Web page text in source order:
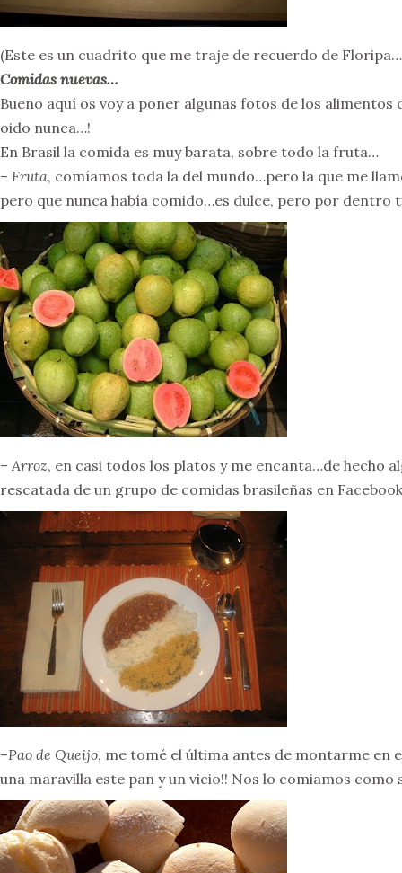
(Este es un cuadrito que me traje de recuerdo de
Comidas nuevas…
Bueno aquí os voy a poner algunas fotos de los
oido nunca…!
En Brasil la comida es muy barata, sobre todo la fruta…
– Fruta, comíamos toda la del mundo…pero la que me
pero que nunca había comido…es dulce, pero por
– Arroz, en casi todos los platos y me encanta…de hecho
rescatada de un grupo de comidas brasileñas en
–Pao de Queijo, me tomé el última antes de montarme en
una maravilla este pan y un vicio!! Nos lo comiamos